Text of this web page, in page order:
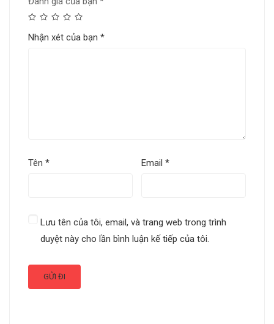
Nhận xét của bạn *
Tên * Email*
Lưu tên của tôi, email, và trang web trong trình
duyệt này cho lần bình luận kế tiếp của tôi.